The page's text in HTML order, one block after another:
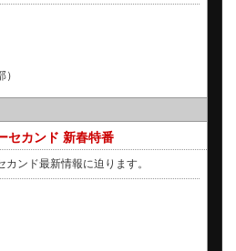
セカンド 新春特番
ンド最新情報に迫ります。